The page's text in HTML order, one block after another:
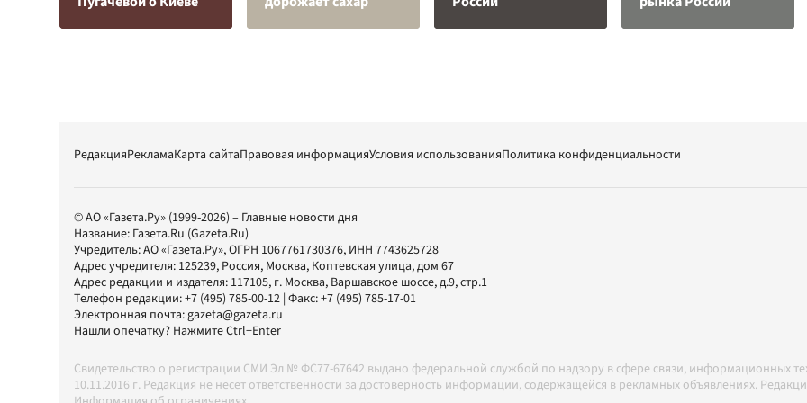
РедакцияРекламаКарта сайтаПравовая информацияУсловия использованияПолитика конфиденциальности
© АО «Газета.Ру» (1999-2026) – Главные новости дня
Название: Газета.Ru (Gazeta.Ru)
Учредитель:АО «Газета.Ру», ОГРН 1067761730376, ИНН 7743625728
Адрес учредителя: 125239, Россия, Москва, Коптевская улица, дом 67
Адрес редакции и издателя: 117105, г. Москва, Варшавское шоссе, д.9, стр.1
Телефон редакции:+7 (495) 785-00-12 | Факс:+7 (495) 785-17-01
Электронная почта:gazeta@gazeta.ru
Нашли опечатку? Нажмите Ctrl+Enter
Свидетельство о регистрации СМИ Эл № ФС77-67642 выдано федеральной службой по надзору в сфере связи, информационных
10.11.2016 г. Редакция не несет ответственности за достоверность информации, содержащейся в рекламных объявлениях.